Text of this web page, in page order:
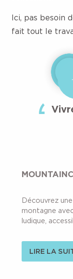
Ici, pas besoin
fait tout le
Découvrez
montagne
ludique,
LIRE LA